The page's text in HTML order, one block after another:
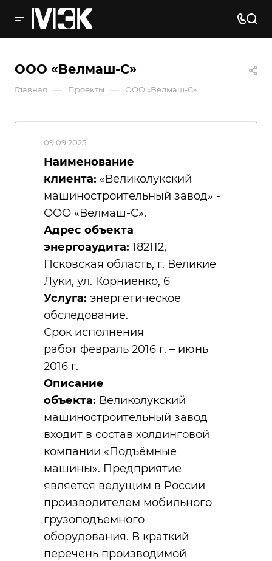
ООО «Велмаш-С»
Главная — Проекты — ООО «Велмаш-С»
09.09.2025
Наименование
клиента: «Великолукский
машиностроительный завод» -
ООО «Велмаш-С».
Адрес объекта
энергоаудита: 182112,
Псковская область, г. Великие
Луки, ул. Корниенко, 6
Услуга: энергетическое
обследование.
Срок исполнения
работ февраль 2016 г. – июнь
2016 г.
Описание
объекта: Великолукский
машиностроительный завод
входит в состав холдинговой
компании «Подъёмные
машины». Предприятие
является ведущим в России
производителем мобильного
грузоподъемного
оборудования. В краткий
перечень производимой